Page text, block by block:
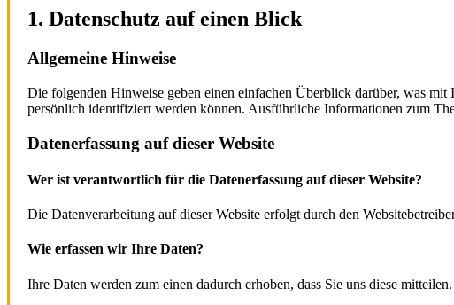
1. Datenschutz auf einen Blick
Allgemeine Hinweise
Die folgenden Hinweise geben einen einfachen Überblick darüber, was mit
persönlich identifiziert werden können. Ausführliche Informationen zum
Datenerfassung auf dieser Website
Wer ist verantwortlich für die Datenerfassung auf dieser Website?
Die Datenverarbeitung auf dieser Website erfolgt durch den
Wie erfassen wir Ihre Daten?
Ihre Daten werden zum einen dadurch erhoben, dass Sie uns diese